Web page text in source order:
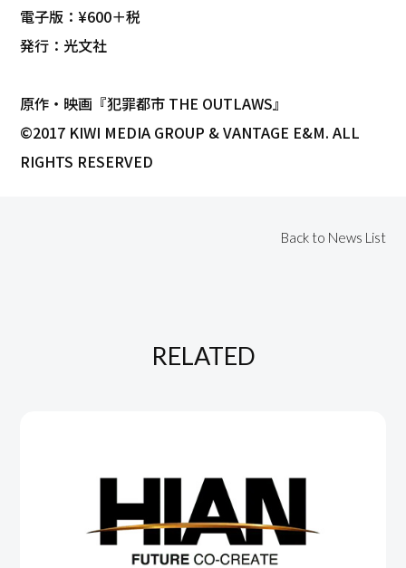
電子版：¥600＋税
発行：光文社
原作‧映画『犯罪都市 THE OUTLAWS』
©2017 KIWI MEDIA GROUP & VANTAGE E&M. ALL
RIGHTS RESERVED
Back to News List
RELATED